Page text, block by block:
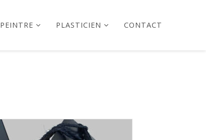
PEINTRE PLASTICIEN CONTACT